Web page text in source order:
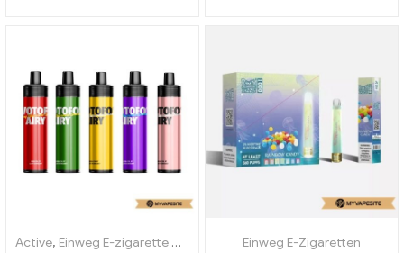
Active, Einweg E-zigarette mit Nikotin
Einweg E-Zigaretten
Einweg E-Zigaretten